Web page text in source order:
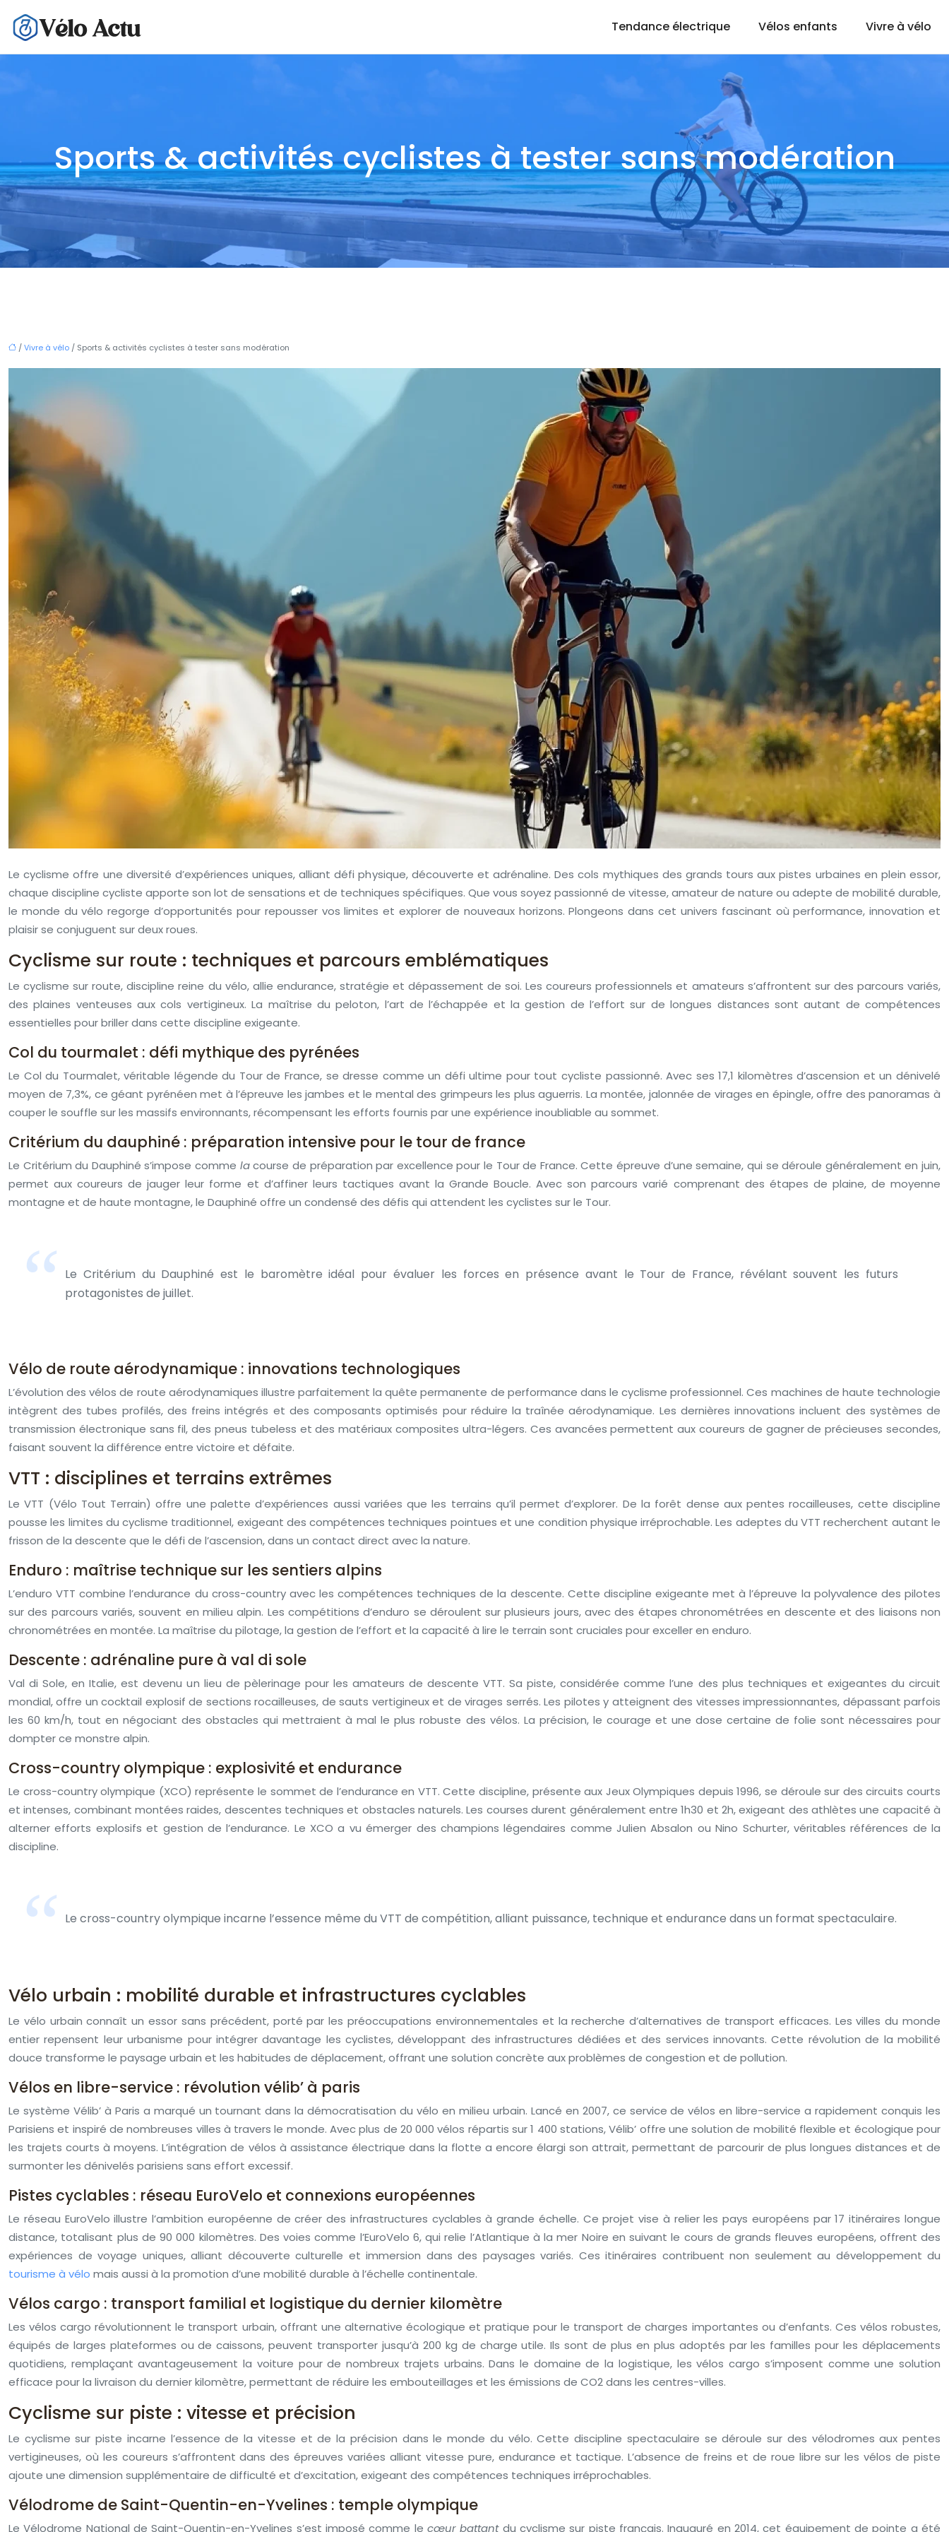
Tendance électrique Vélos enfants Vivre à vélo
Sports & activités cyclistes à tester sans modération
/Vivre à vélo / Sports & activités cyclistes à tester sans modération
Le cyclisme offre une diversité d’expériences uniques, alliant défi physique, découverte et adrénaline. Des cols mythiques des grands tours aux pistes urbaines en plein essor,
chaque discipline cycliste apporte son lot de sensations et de techniques spécifiques. Que vous soyez passionné de vitesse, amateur de nature ou adepte de mobilité durable,
le monde du vélo regorge d’opportunités pour repousser vos limites et explorer de nouveaux horizons. Plongeons dans cet univers fascinant où performance, innovation et
plaisir se conjuguent sur deux roues.
Cyclisme sur route : techniques et parcours emblématiques
Le cyclisme sur route, discipline reine du vélo, allie endurance, stratégie et dépassement de soi. Les coureurs professionnels et amateurs s’affrontent sur des parcours variés,
des plaines venteuses aux cols vertigineux. La maîtrise du peloton, l’art de l’échappée et la gestion de l’effort sur de longues distances sont autant de compétences
essentielles pour briller dans cette discipline exigeante.
Col du tourmalet : défi mythique des pyrénées
Le Col du Tourmalet, véritable légende du Tour de France, se dresse comme un défi ultime pour tout cycliste passionné. Avec ses 17,1 kilomètres d’ascension et un dénivelé
moyen de 7,3%, ce géant pyrénéen met à l’épreuve les jambes et le mental des grimpeurs les plus aguerris. La montée, jalonnée de virages en épingle, offre des panoramas à
couper le souffle sur les massifs environnants, récompensant les efforts fournis par une expérience inoubliable au sommet.
Critérium du dauphiné : préparation intensive pour le tour de france
Le Critérium du Dauphiné s’impose comme lacourse de préparation par excellence pour le Tour de France. Cette épreuve d’une semaine, qui se déroule généralement en juin,
permet aux coureurs de jauger leur forme et d’affiner leurs tactiques avant la Grande Boucle. Avec son parcours varié comprenant des étapes de plaine, de moyenne
montagne et de haute montagne, le Dauphiné offre un condensé des défis qui attendent les cyclistes sur le Tour.
Le Critérium du Dauphiné est le baromètre idéal pour évaluer les forces en présence avant le Tour de France, révélant souvent les futurs
protagonistes de juillet.
Vélo de route aérodynamique : innovations technologiques
L’évolution des vélos de route aérodynamiques illustre parfaitement la quête permanente de performance dans le cyclisme professionnel. Ces machines de haute technologie
intègrent des tubes profilés, des freins intégrés et des composants optimisés pour réduire la traînée aérodynamique. Les dernières innovations incluent des systèmes de
transmission électronique sans fil, des pneus tubeless et des matériaux composites ultra-légers. Ces avancées permettent aux coureurs de gagner de précieuses secondes,
faisant souvent la différence entre victoire et défaite.
VTT : disciplines et terrains extrêmes
Le VTT (Vélo Tout Terrain) offre une palette d’expériences aussi variées que les terrains qu’il permet d’explorer. De la forêt dense aux pentes rocailleuses, cette discipline
pousse les limites du cyclisme traditionnel, exigeant des compétences techniques pointues et une condition physique irréprochable. Les adeptes du VTT recherchent autant le
frisson de la descente que le défi de l’ascension, dans un contact direct avec la nature.
Enduro : maîtrise technique sur les sentiers alpins
L’enduro VTT combine l’endurance du cross-country avec les compétences techniques de la descente. Cette discipline exigeante met à l’épreuve la polyvalence des pilotes
sur des parcours variés, souvent en milieu alpin. Les compétitions d’enduro se déroulent sur plusieurs jours, avec des étapes chronométrées en descente et des liaisons non
chronométrées en montée. La maîtrise du pilotage, la gestion de l’effort et la capacité à lire le terrain sont cruciales pour exceller en enduro.
Descente : adrénaline pure à val di sole
Val di Sole, en Italie, est devenu un lieu de pèlerinage pour les amateurs de descente VTT. Sa piste, considérée comme l’une des plus techniques et exigeantes du circuit
mondial, offre un cocktail explosif de sections rocailleuses, de sauts vertigineux et de virages serrés. Les pilotes y atteignent des vitesses impressionnantes, dépassant parfois
les 60 km/h, tout en négociant des obstacles qui mettraient à mal le plus robuste des vélos. La précision, le courage et une dose certaine de folie sont nécessaires pour
dompter ce monstre alpin.
Cross-country olympique : explosivité et endurance
Le cross-country olympique (XCO) représente le sommet de l’endurance en VTT. Cette discipline, présente aux Jeux Olympiques depuis 1996, se déroule sur des circuits courts
et intenses, combinant montées raides, descentes techniques et obstacles naturels. Les courses durent généralement entre 1h30 et 2h, exigeant des athlètes une capacité à
alterner efforts explosifs et gestion de l’endurance. Le XCO a vu émerger des champions légendaires comme Julien Absalon ou Nino Schurter, véritables références de la
discipline.
Le cross-country olympique incarne l’essence même du VTT de compétition, alliant puissance, technique et endurance dans un format spectaculaire.
Vélo urbain : mobilité durable et infrastructures cyclables
Le vélo urbain connaît un essor sans précédent, porté par les préoccupations environnementales et la recherche d’alternatives de transport efficaces. Les villes du monde
entier repensent leur urbanisme pour intégrer davantage les cyclistes, développant des infrastructures dédiées et des services innovants. Cette révolution de la mobilité
douce transforme le paysage urbain et les habitudes de déplacement, offrant une solution concrète aux problèmes de congestion et de pollution.
Vélos en libre-service : révolution vélib’ à paris
Le système Vélib’ à Paris a marqué un tournant dans la démocratisation du vélo en milieu urbain. Lancé en 2007, ce service de vélos en libre-service a rapidement conquis les
Parisiens et inspiré de nombreuses villes à travers le monde. Avec plus de 20 000 vélos répartis sur 1 400 stations, Vélib’ offre une solution de mobilité flexible et écologique pour
les trajets courts à moyens. L’intégration de vélos à assistance électrique dans la flotte a encore élargi son attrait, permettant de parcourir de plus longues distances et de
surmonter les dénivelés parisiens sans effort excessif.
Pistes cyclables : réseau EuroVelo et connexions européennes
Le réseau EuroVelo illustre l’ambition européenne de créer des infrastructures cyclables à grande échelle. Ce projet vise à relier les pays européens par 17 itinéraires longue
distance, totalisant plus de 90 000 kilomètres. Des voies comme l’EuroVelo 6, qui relie l’Atlantique à la mer Noire en suivant le cours de grands fleuves européens, offrent des
expériences de voyage uniques, alliant découverte culturelle et immersion dans des paysages variés. Ces itinéraires contribuent non seulement au développement du
tourisme à vélo mais aussi à la promotion d’une mobilité durable à l’échelle continentale.
Vélos cargo : transport familial et logistique du dernier kilomètre
Les vélos cargo révolutionnent le transport urbain, offrant une alternative écologique et pratique pour le transport de charges importantes ou d’enfants. Ces vélos robustes,
équipés de larges plateformes ou de caissons, peuvent transporter jusqu’à 200 kg de charge utile. Ils sont de plus en plus adoptés par les familles pour les déplacements
quotidiens, remplaçant avantageusement la voiture pour de nombreux trajets urbains. Dans le domaine de la logistique, les vélos cargo s’imposent comme une solution
efficace pour la livraison du dernier kilomètre, permettant de réduire les embouteillages et les émissions de CO2 dans les centres-villes.
Cyclisme sur piste : vitesse et précision
Le cyclisme sur piste incarne l’essence de la vitesse et de la précision dans le monde du vélo. Cette discipline spectaculaire se déroule sur des vélodromes aux pentes
vertigineuses, où les coureurs s’affrontent dans des épreuves variées alliant vitesse pure, endurance et tactique. L’absence de freins et de roue libre sur les vélos de piste
ajoute une dimension supplémentaire de difficulté et d’excitation, exigeant des compétences techniques irréprochables.
Vélodrome de Saint-Quentin-en-Yvelines : temple olympique
Le Vélodrome National de Saint-Quentin-en-Yvelines s’est imposé comme le cœur battant du cyclisme sur piste français. Inauguré en 2014, cet équipement de pointe a été